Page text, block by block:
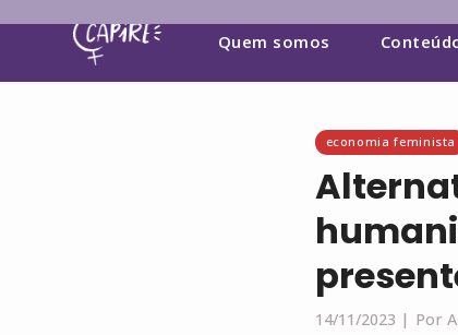
Quem somos
economia feminista
14/11/2023 | Por